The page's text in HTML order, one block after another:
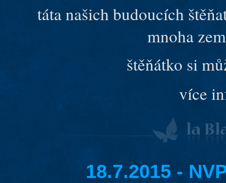
táta našich budoucích
mnoha
štěňátko si
více
18.7.2015 -